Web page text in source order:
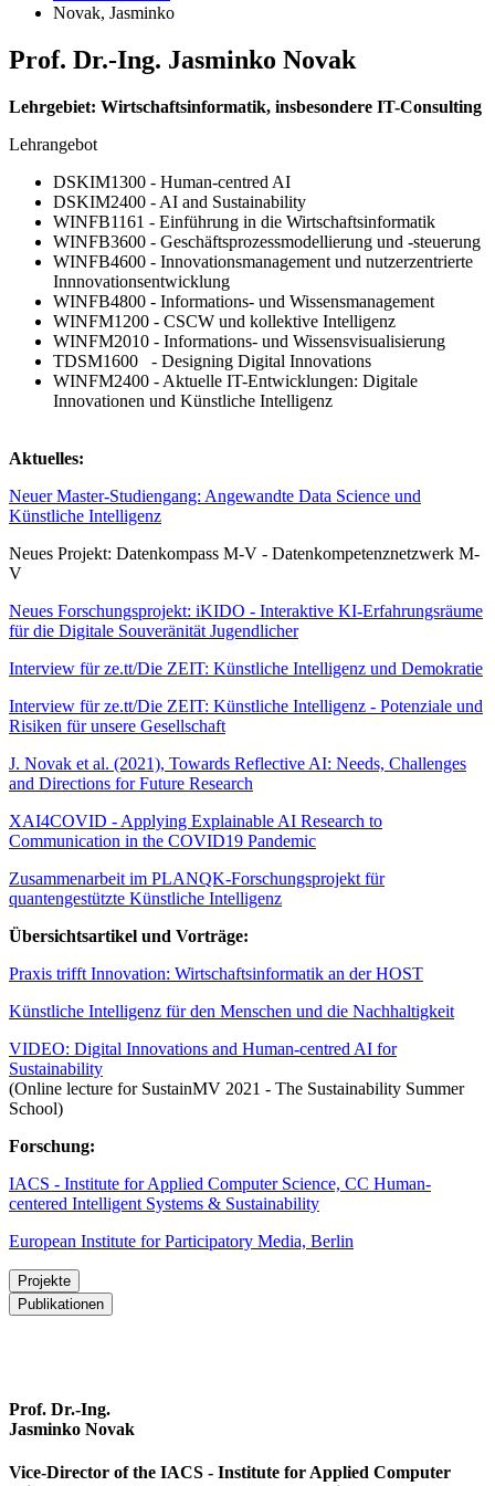
Novak, Jasminko
Prof. Dr.-Ing. Jas­minko Novak
Lehrgebiet: Wirtschaftsinformatik, insbesondere IT-Consulting
Lehrangebot
DSKIM1300 - Human-centred AI
DSKIM2400 - AI and Sustainability
WINFB1161 - Einführung in die Wirtschaftsinformatik
WINFB3600 - Geschäftsprozessmodellierung und -steuerung
WINFB4600 - Innovationsmanagement und nutzerzentrierte
Innnovationsentwicklung
WINFB4800 - Informations- und Wissensmanagement
WINFM1200 - CSCW und kollektive Intelligenz
WINFM2010 - Informations- und Wissensvisualisierung
TDSM1600 - Designing Digital Innovations
WINFM2400 - Aktuelle IT-Entwicklungen: Digitale
Innovationen und Künstliche Intelligenz
Aktuelles:
Neuer Master-Studiengang: Angewandte Data Science und
Künstliche Intelligenz
Neues Projekt: Datenkompass M-V - Datenkompetenznetzwerk M-
V
Neues Forschungsprojekt: iKIDO - Interaktive KI-Erfahrungsräume
für die Digitale Souveränität Jugendlicher
Interview für ze.tt/Die ZEIT: Künstliche Intelligenz und Demokratie
Interview für ze.tt/Die ZEIT: Künstliche Intelligenz - Potenziale und
Risiken für unsere Gesellschaft
J. Novak et al. (2021), Towards Reflective AI: Needs, Challenges
and Directions for Future Research
XAI4COVID - Applying Explainable AI Research to
Communication in the COVID19 Pandemic
Zusammenarbeit im PLANQK-Forschungsprojekt für
quantengestützte Künstliche Intelligenz
Übersichtsartikel und Vorträge:
Praxis trifft Innovation: Wirtschaftsinformatik an der HOST
Künstliche Intelligenz für den Menschen und die Nachhaltigkeit
VIDEO: Digital Innovations and Human-centred AI for
Sustainability
(Online lecture for SustainMV 2021 - The Sustainability Summer
School)
Forschung:
IACS - Institute for Applied Computer Science, CC Human-
centered Intelligent Systems & Sustainability
European Institute for Participatory Media, Berlin
Projekte
Prof. Dr. Jasminko Novak erforscht in seinen rezenten Projekten wie
interdisziplinären Forschungsprojekten werden mit Unternehmen
und Zielnutzern praktische digitale Innovationen entwickelt, wie
beispielsweise personalisierte Empfehlungsdienste und digitale
Endverbraucher, die ein nachhaltigeres Verhalten im Alltag fördern.
Publikationen
Prof. Dr.-Ing.
Jasminko Novak
Vice-Director of the IACS - Institute for Applied Computer